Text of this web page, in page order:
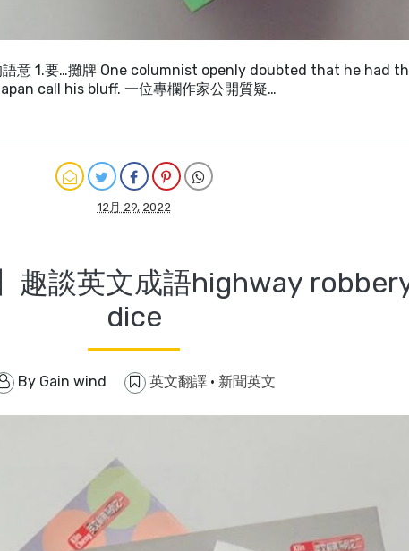
語意 1.要…攤牌 One columnist openly doubted that he had
call his bluff. 一位專欄作家公開質疑…
12月 29, 2022
趣談英文成語highway
dice
By Gain wind 英文翻譯 · 新聞英文